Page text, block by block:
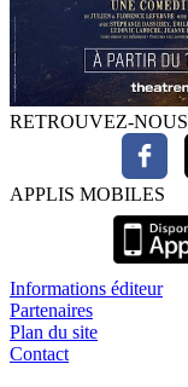
RETROUVEZ-NOUS
APPLIS MOBILES
Informations éditeur
Partenaires
Plan du site
Contact